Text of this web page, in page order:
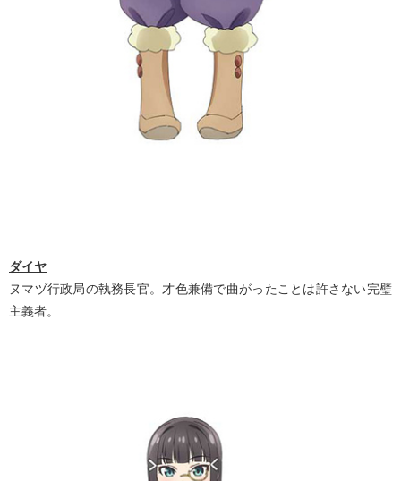
ダイヤ
ヌマヅ行政局の執務長官。才色兼備で曲がったことは許さない完璧
主義者。